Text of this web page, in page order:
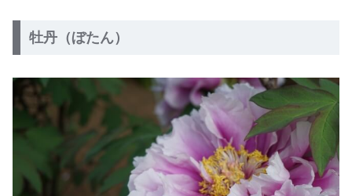
牡丹（ぼたん）